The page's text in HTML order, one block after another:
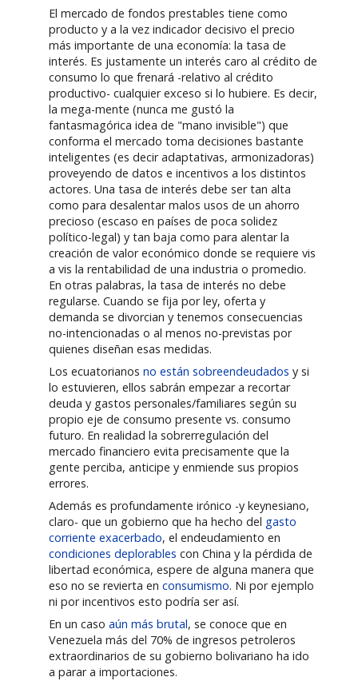
El mercado de fondos prestables tiene como
producto y a la vez indicador decisivo el precio
más importante de una economía: la tasa de
interés. Es justamente un interés caro al crédito de
consumo lo que frenará -relativo al crédito
productivo- cualquier exceso si lo hubiere. Es decir,
la mega-mente (nunca me gustó la
fantasmagórica idea de "mano invisible") que
conforma el mercado toma decisiones bastante
inteligentes (es decir adaptativas, armonizadoras)
proveyendo de datos e incentivos a los distintos
actores. Una tasa de interés debe ser tan alta
como para desalentar malos usos de un ahorro
precioso (escaso en países de poca solidez
político-legal) y tan baja como para alentar la
creación de valor económico donde se requiere vis
a vis la rentabilidad de una industria o promedio.
En otras palabras, la tasa de interés no debe
regularse. Cuando se fija por ley, oferta y
demanda se divorcian y tenemos consecuencias
no-intencionadas o al menos no-previstas por
quienes diseñan esas medidas.
Los ecuatorianosno están sobreendeudados y si
lo estuvieren, ellos sabrán empezar a recortar
deuda y gastos personales/familiares según su
propio eje de consumo presente vs. consumo
futuro. En realidad la sobrerregulación del
mercado financiero evita precisamente que la
gente perciba, anticipe y enmiende sus propios
errores.
Además es profundamente irónico -y keynesiano,
claro- que un gobierno que ha hecho del gasto
corriente exacerbado, el endeudamiento en
condiciones deplorables con China y la pérdida de
libertad económica, espere de alguna manera que
eso no se revierta enconsumismo. Ni por ejemplo
ni por incentivos esto podría ser así.
En un casoaún más brutal, se conoce que en
Venezuela más del 70% de ingresos petroleros
extraordinarios de su gobierno bolivariano ha ido
a parar a importaciones.